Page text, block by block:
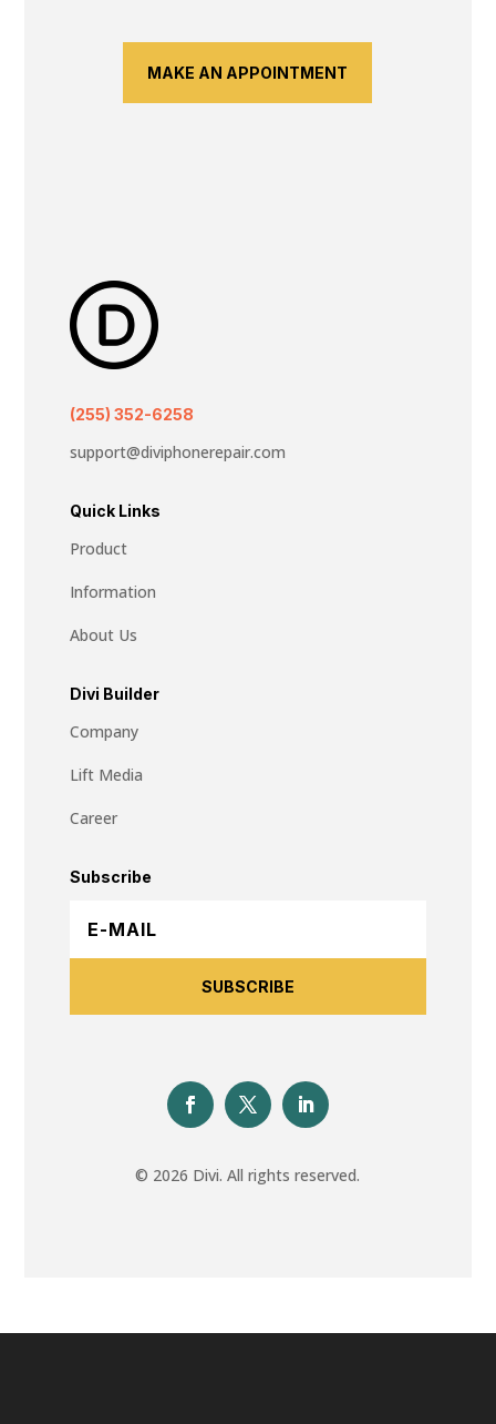
MAKE AN APPOINTMENT
(255) 352-6258
support@diviphonerepair.com
Quick Links
Product
Information
About Us
Divi Builder
Company
Lift Media
Career
Subscribe
SUBSCRIBE
© 2026 Divi. All rights reserved.